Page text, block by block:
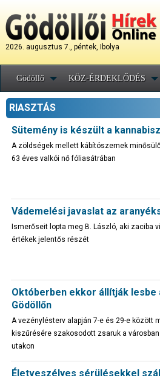
2026. augusztus 7., péntek, Ibolya
Gödöllő KÖZ-ÉRDEKLŐDÉS
RIASZTÁS
Sütemény is készült a
A zöldségek mellett kábítószernek
63 éves valkói nő fóliasátrában
Vádemelési javaslat az
Ismerőseit lopta meg B. László, aki zaciba
értékek jelentős részét
Októberben ekkor állítják lesbe
Gödöllőn
A vezénylésterv alapján 7-e és 29-e között
kiszűrésére szakosodott zsaruk a
utakon
Életveszélyes sérülésekkel